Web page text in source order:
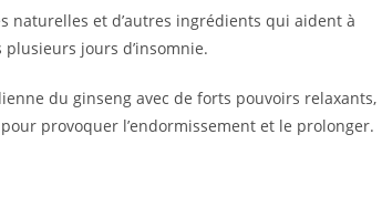
naturelles et d’autres ingrédients qui aident à
jours d’insomnie.
du ginseng avec de forts pouvoirs relaxants,
provoquer l’endormissement et le prolonger.